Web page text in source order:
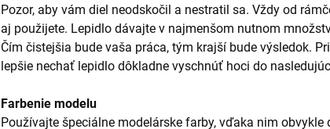
Pozor, aby vám diel neodskočil a nestratil sa. Vždy od
aj použijete. Lepidlo dávajte v najmenšom nutnom
Čím čistejšia bude vaša práca, tým krajší bude výsledok.
lepšie nechať lepidlo dôkladne vyschnúť hoci do
Farbenie modelu
Používajte špeciálne modelárske farby, vďaka nim obvykle